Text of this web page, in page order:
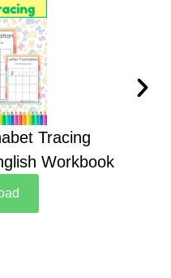
Tracing
Workbook